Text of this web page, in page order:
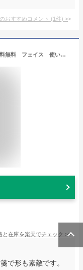
おすすめコメント (1件) >
かわいい付箋 メモ 文房具 ふせん 送料無料 フェイス 使いやすい キャラクター キッズ 学校 備品
と在庫を楽天でチェック >>
で形も素敵です。